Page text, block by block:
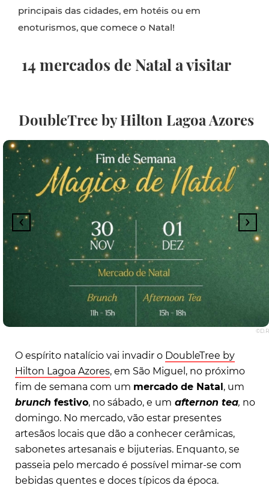
principais das cidades, em hotéis ou em
enoturismos, que comece o Natal!
14 mercados de Natal a visitar
DoubleTree by Hilton Lagoa Azores
©D.R
O espírito natalício vai invadir o DoubleTree by
Hilton Lagoa Azores, em São Miguel, no próximo
fim de semana com um mercado de Natal, um
brunch festivo, no sábado, e um afternon tea, no
domingo. No mercado, vão estar presentes
artesãos locais que dão a conhecer cerâmicas,
sabonetes artesanais e bijuterias. Enquanto, se
passeia pelo mercado é possível mimar-se com
bebidas quentes e doces típicos da época.